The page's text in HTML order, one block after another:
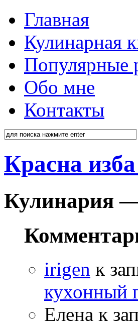
Главная
Кулинарная
Популярные
Обо мне
Контакты
Красна
Кулинария —
irigen к
кухонный
Елена к